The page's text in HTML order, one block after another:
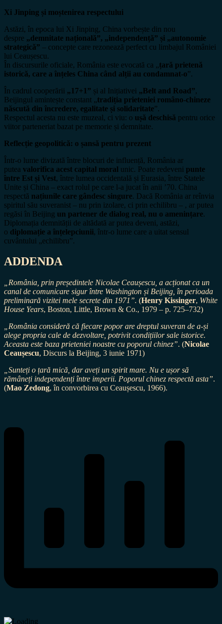
Xi Jinping și moștenirea respectului
Astăzi, în epoca lui Xi Jinping, China vorbește din nou
despre „demnitate națională”, „independență” și „autonomie
strategică” – concepte care rezonează perfect cu limbajul României
lui Ceaușescu.
În discursurile oficiale, România este evocată ca „țară prietenă
istorică, care a înțeles China când alții au condamnat-o”.
În cadrul cooperării „17+1” și al Inițiativei „Belt and Road”,
Beijingul amintește constant „tradiția prieteniei româno-chineze
născută din încredere, egalitate și solidaritate”.
Respectul acesta nu este muzeal, ci viu: o ușă deschisă pentru orice
viitor parteneriat bazat pe memorie și demnitate.
Reflecție geopolitică: o șansă pentru prezent
Într-o lume divizată între blocuri de influență, România ar
putea valorifica acest capital moral unic. Poate redeveni punte
între Est și Vest, între lumea occidentală și Eurasia, între Statele
Unite și China – exact rolul pe care l-a jucat în anii ’70. China
respectă națiunile care gândesc singure. Dacă România ar reînvia
spiritul său suveranist – nu prin izolare, ci prin echilibru – , ar putea
regăsi în Beijing un partener de dialog real, nu o amenințare.
Diplomația demnității de altădată ar putea deveni, astăzi,
o diplomație a înțelepciunii, într-o lume care a uitat sensul
cuvântului „echilibru”.
ADDENDA
„România, prin președintele Nicolae Ceaușescu, a acționat ca un
canal de comunicare sigur între Washington și Beijing, în perioada
preliminară vizitei mele secrete din 1971”. (Henry Kissinger, White
House Years, Boston, Little, Brown & Co., 1979 – p. 725–732)
„România consideră că fiecare popor are dreptul suveran de a-și
alege propria cale de dezvoltare, potrivit condițiilor sale istorice.
Aceasta este baza prieteniei noastre cu poporul chinez”. (Nicolae
Ceaușescu, Discurs la Beijing, 3 iunie 1971)
„Sunteți o țară mică, dar aveți un spirit mare. Nu e ușor să
rămâneți independenți între imperii. Poporul chinez respectă asta”.
(Mao Zedong, în convorbirea cu Ceaușescu, 1966).